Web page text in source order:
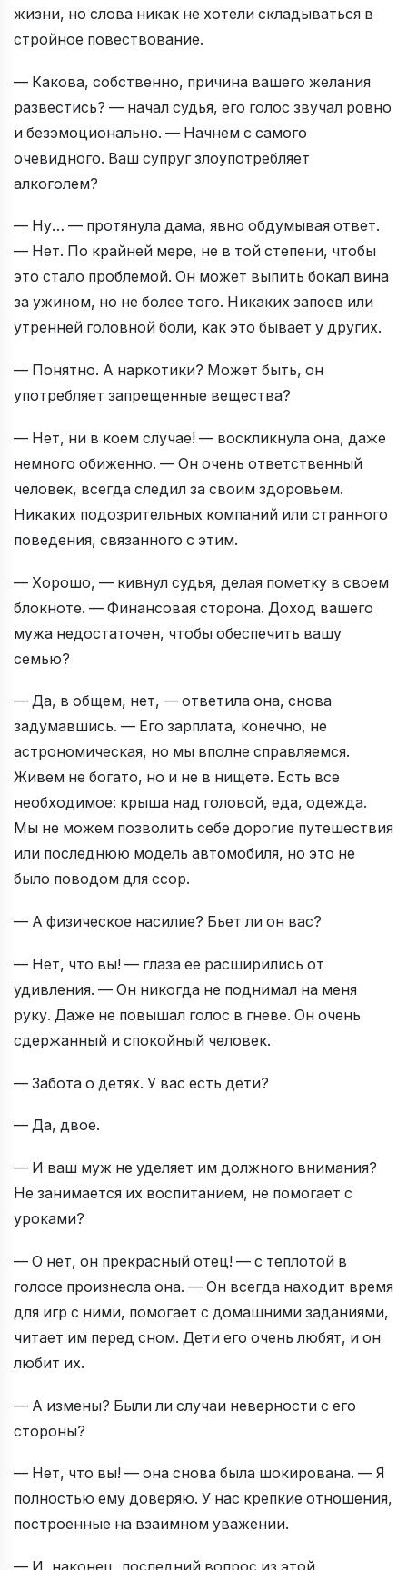
жизни, но слова никак не хотели складываться в
стройное повествование.
— Какова, собственно, причина вашего желания
развестись? — начал судья, его голос звучал ровно
и безэмоционально. — Начнем с самого
очевидного. Ваш супруг злоупотребляет
алкоголем?
— Ну… — протянула дама, явно обдумывая ответ.
— Нет. По крайней мере, не в той степени, чтобы
это стало проблемой. Он может выпить бокал вина
за ужином, но не более того. Никаких запоев или
утренней головной боли, как это бывает у других.
— Понятно. А наркотики? Может быть, он
употребляет запрещенные вещества?
— Нет, ни в коем случае! — воскликнула она, даже
немного обиженно. — Он очень ответственный
человек, всегда следил за своим здоровьем.
Никаких подозрительных компаний или странного
поведения, связанного с этим.
— Хорошо, — кивнул судья, делая пометку в своем
блокноте. — Финансовая сторона. Доход вашего
мужа недостаточен, чтобы обеспечить вашу
семью?
— Да, в общем, нет, — ответила она, снова
задумавшись. — Его зарплата, конечно, не
астрономическая, но мы вполне справляемся.
Живем не богато, но и не в нищете. Есть все
необходимое: крыша над головой, еда, одежда.
Мы не можем позволить себе дорогие путешествия
или последнюю модель автомобиля, но это не
было поводом для ссор.
— А физическое насилие? Бьет ли он вас?
— Нет, что вы! — глаза ее расширились от
удивления. — Он никогда не поднимал на меня
руку. Даже не повышал голос в гневе. Он очень
сдержанный и спокойный человек.
— Забота о детях. У вас есть дети?
— Да, двое.
— И ваш муж не уделяет им должного внимания?
Не занимается их воспитанием, не помогает с
уроками?
— О нет, он прекрасный отец! — с теплотой в
голосе произнесла она. — Он всегда находит время
для игр с ними, помогает с домашними заданиями,
читает им перед сном. Дети его очень любят, и он
любит их.
— А измены? Были ли случаи неверности с его
стороны?
— Нет, что вы! — она снова была шокирована. — Я
полностью ему доверяю. У нас крепкие отношения,
построенные на взаимном уважении.